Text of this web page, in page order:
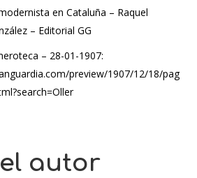
en Cataluña – Raquel
– Editorial GG
– 28-01-1907:
preview/1907/12/18/pag
autor